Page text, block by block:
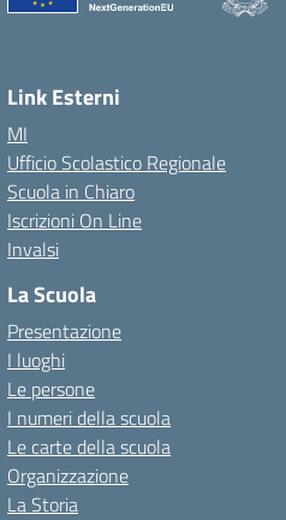
Link Esterni
MI
Ufficio Scolastico Regionale
Scuola in Chiaro
Iscrizioni On Line
Invalsi
La Scuola
Presentazione
I luoghi
Le persone
I numeri della scuola
Le carte della scuola
Organizzazione
La Storia